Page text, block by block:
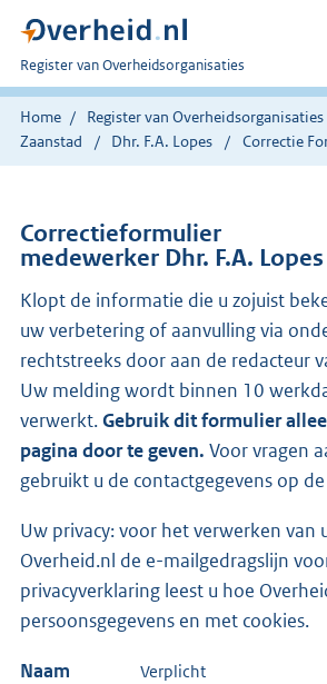
U
bent
nu
hier:
Register van Overheidsorganisaties
Home Register van Overheidsorganisaties
Zaanstad
Dhr. F.A. Lopes Correctie
Correctieformulier
medewerker Dhr. F.A. Lopes
Klopt de informatie die u zojuist
uw verbetering of aanvulling via
rechtstreeks door aan de redacteur
Uw melding wordt binnen 10
verwerkt.Gebruik dit formulier
pagina door te geven. Voor vragen
gebruikt u de contactgegevens op
Uw privacy: voor het verwerken
Overheid.nl de e-mailgedragslijn
privacyverklaring leest u hoe
persoonsgegevens en met cookies.
Naam Verplicht